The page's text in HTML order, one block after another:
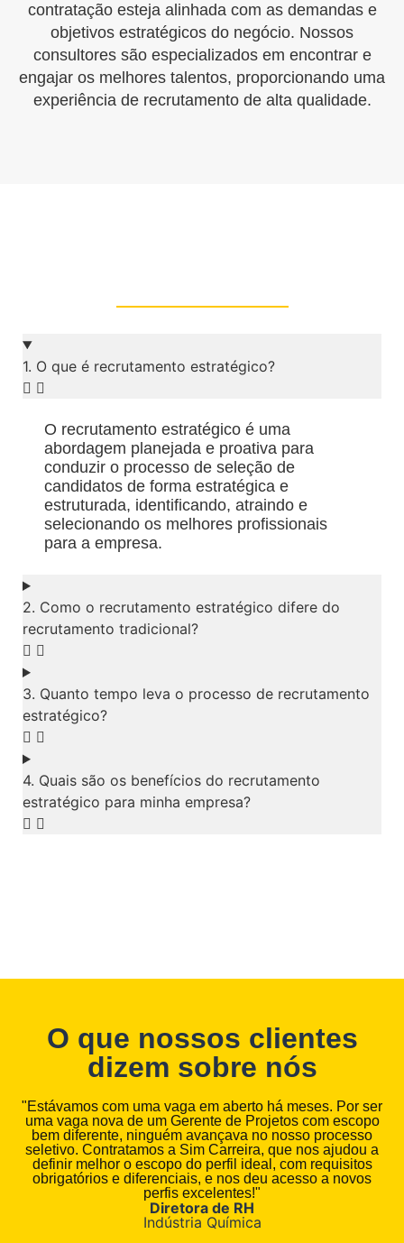
contratação esteja alinhada com as demandas e
objetivos estratégicos do negócio. Nossos
consultores são especializados em encontrar e
engajar os melhores talentos, proporcionando uma
experiência de recrutamento de alta qualidade.
1. O que é recrutamento estratégico?
O recrutamento estratégico é uma
abordagem planejada e proativa para
conduzir o processo de seleção de
candidatos de forma estratégica e
estruturada, identificando, atraindo e
selecionando os melhores profissionais
para a empresa.
2. Como o recrutamento estratégico difere do
recrutamento tradicional?
3. Quanto tempo leva o processo de recrutamento
estratégico?
4. Quais são os benefícios do recrutamento
estratégico para minha empresa?
O que nossos clientes
dizem sobre nós
"Estávamos com uma vaga em aberto há meses. Por ser
uma vaga nova de um Gerente de Projetos com escopo
bem diferente, ninguém avançava no nosso processo
seletivo. Contratamos a Sim Carreira, que nos ajudou a
definir melhor o escopo do perfil ideal, com requisitos
obrigatórios e diferenciais, e nos deu acesso a novos
perfis excelentes!"
Diretora de RH
Indústria Química